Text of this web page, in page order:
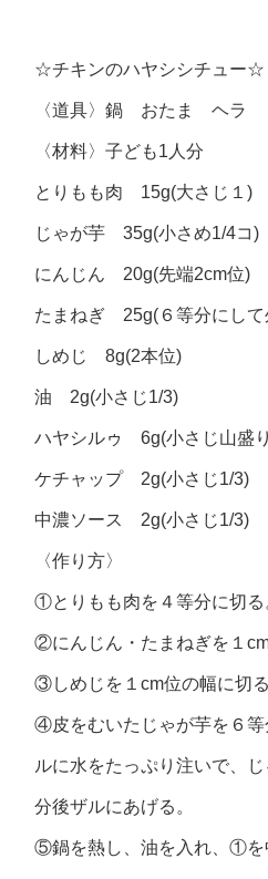
☆チキンのハヤシシチュー☆
〈道具〉鍋 おたま ヘラ
〈材料〉子ども1人分
とりもも肉 15g(大さじ１)
じゃが芋 35g(小さめ1/4コ)
にんじん 20g(先端2cm位)
たまねぎ 25g(６等分にして
しめじ 8g(2本位)
油 2g(小さじ1/3)
ハヤシルゥ 6g(小さじ山盛
ケチャップ 2g(小さじ1/3)
中濃ソース 2g(小さじ1/3)
〈作り方〉
①とりもも肉を４等分に切る
②にんじん・たまねぎを１cm
③しめじを１cm位の幅に切る
④皮をむいたじゃが芋を６等
ルに水をたっぷり注いで、
分後ザルにあげる。
⑤鍋を熱し、油を入れ、①を